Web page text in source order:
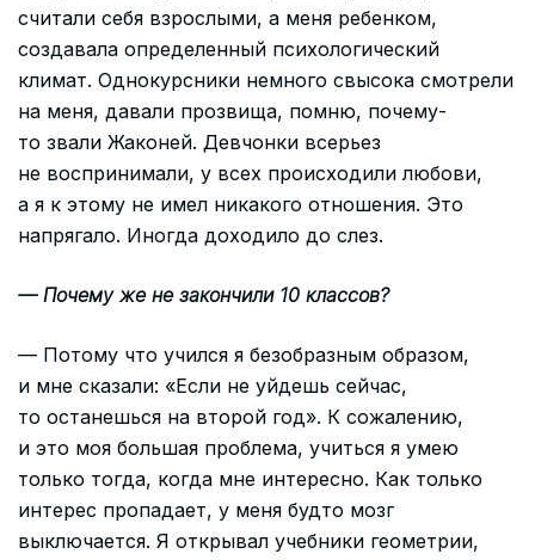
считали себя взрослыми, а меня ребенком,
создавала определенный психологический
климат. Однокурсники немного свысока смотрели
на меня, давали прозвища, помню, почему-
то звали Жаконей. Девчонки всерьез
не воспринимали, у всех происходили любови,
а я к этому не имел никакого отношения. Это
напрягало. Иногда доходило до слез.
— Почему же не закончили 10 классов?
— Потому что учился я безобразным образом,
и мне сказали: «Если не уйдешь сейчас,
то останешься на второй год». К сожалению,
и это моя большая проблема, учиться я умею
только тогда, когда мне интересно. Как только
интерес пропадает, у меня будто мозг
выключается. Я открывал учебники геометрии,